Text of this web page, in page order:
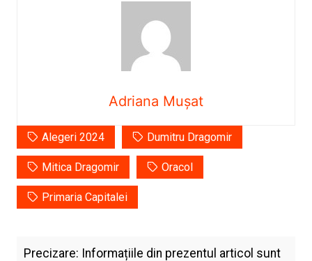
Adriana Mușat
Alegeri 2024 Dumitru Dragomir
Mitica Dragomir Oracol
Primaria Capitalei
Precizare: Informațiile din prezentul articol sunt